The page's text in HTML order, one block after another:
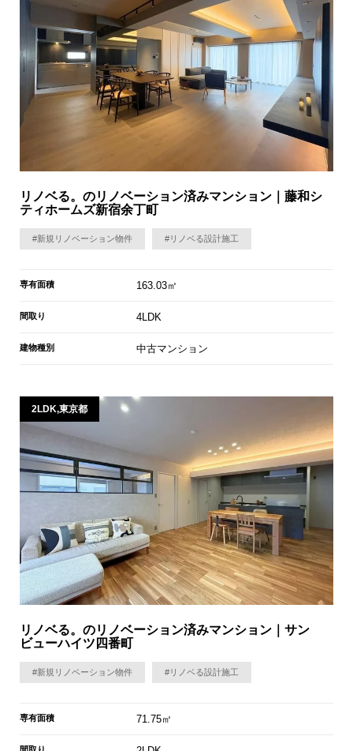
リノベる。のリノベーション済みマンション｜藤和シ
ティホームズ新宿余丁町
#新規リノベーション物件 #リノベる設計施工
専有面積 163.03㎡
間取り 4LDK
建物種別 中古マンション
2LDK,東京都
リノベる。のリノベーション済みマンション｜サン
ビューハイツ四番町
#新規リノベーション物件 #リノベる設計施工
専有面積 71.75㎡
間取り